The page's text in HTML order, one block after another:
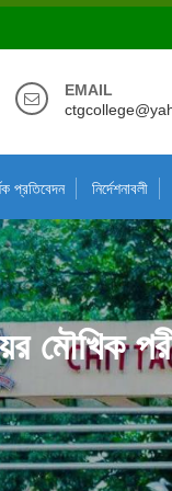
EMAIL
প্রতিবেদন নির্দেশনাবলী
মৌখিক